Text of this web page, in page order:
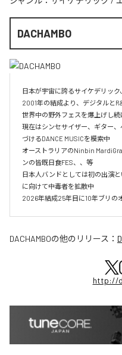
DACHAMBO
日本が宇宙に誇るサイケデリッ
2001年の結成より、デジタルと
世界中の野外フェスを爆上げし続
現在はシンセサイザー、ギター
づけるDANCE MUSICを模索中
オーストラリアのNinbin
ンの皆既日食FES、、等
日本人バンドとしては初の出演
に向けて中毒者を拡散中
DACHAMBOの他のリリース：
http://